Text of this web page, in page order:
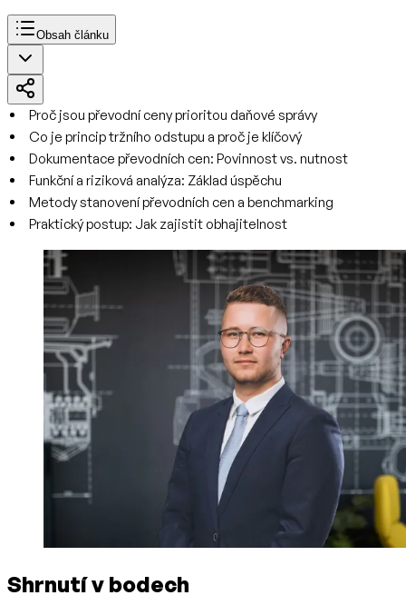
Obsah článku
Proč jsou převodní ceny prioritou daňové správy
Co je princip tržního odstupu a proč je klíčový
Dokumentace převodních cen: Povinnost vs. nutnost
Funkční a riziková analýza: Základ úspěchu
Metody stanovení převodních cen a benchmarking
Praktický postup: Jak zajistit obhajitelnost
Shrnutí v bodech